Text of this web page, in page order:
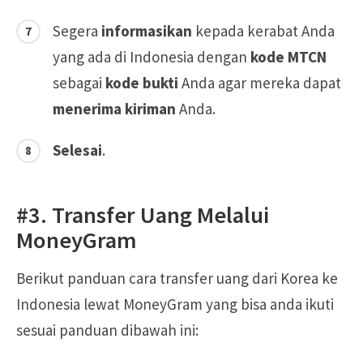
Segera informasikan kepada kerabat Anda
yang ada di Indonesia dengan kode MTCN
sebagai kode bukti Anda agar mereka dapat
menerima kiriman Anda.
Selesai.
#3. Transfer Uang Melalui
MoneyGram
Berikut panduan cara transfer uang dari Korea ke
Indonesia lewat MoneyGram yang bisa anda ikuti
sesuai panduan dibawah ini: